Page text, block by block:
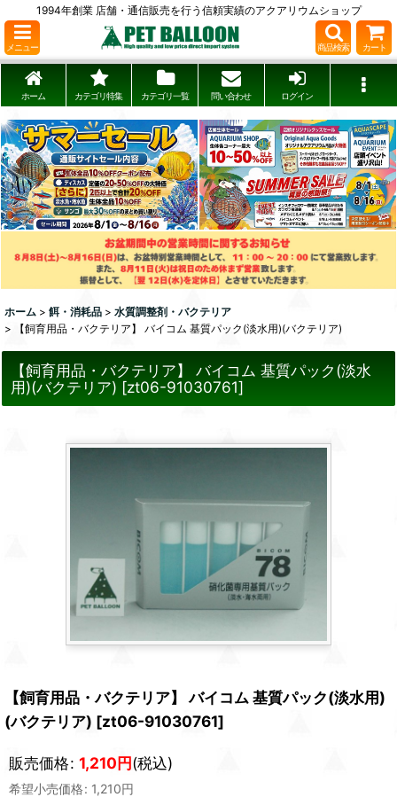
1994年創業 店舗・通信販売を行う信頼実績のアクアリウムショップ
メニュー 商品検索 カート
ホーム カテゴリ特集 カテゴリ一覧 問い合わせ ログイン
ホーム > 餌・消耗品 > 水質調整剤・バクテリア
>
【飼育用品・バクテリア】 バイコム 基質パック(淡水用)(バクテリア)
【飼育用品・バクテリア】 バイコム 基質パック(淡水
用)(バクテリア) [zt06-91030761]
【飼育用品・バクテリア】 バイコム 基質パック(淡水用)
(バクテリア) [zt06-91030761]
販売価格: 1,210円(税込)
希望小売価格: 1,210円